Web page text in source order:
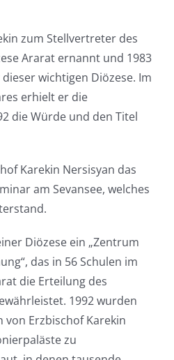
zum Stellvertreter des
Ararat ernannt und 1983
wichtigen Diözese. Im
erhielt er die
die Würde und den Titel
Karekin Nersisyan das
am Sevansee, welches
Diözese ein „Zentrum
das in 56 Schulen im
die Erteilung des
1992 wurden
von Erzbischof Karekin
zu